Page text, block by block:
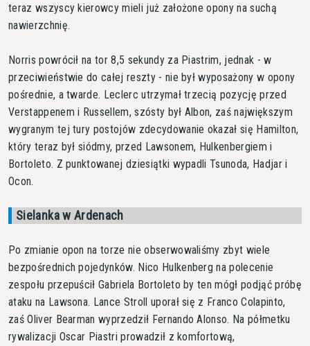
teraz wszyscy kierowcy mieli już założone opony na suchą
nawierzchnię.
Norris powrócił na tor 8,5 sekundy za Piastrim, jednak - w
przeciwieństwie do całej reszty - nie był wyposażony w opony
pośrednie, a twarde. Leclerc utrzymał trzecią pozycję przed
Verstappenem i Russellem, szósty był Albon, zaś największym
wygranym tej tury postojów zdecydowanie okazał się Hamilton,
który teraz był siódmy, przed Lawsonem, Hulkenbergiem i
Bortoleto. Z punktowanej dziesiątki wypadli Tsunoda, Hadjar i
Ocon.
Sielanka w Ardenach
Po zmianie opon na torze nie obserwowaliśmy zbyt wiele
bezpośrednich pojedynków. Nico Hulkenberg na polecenie
zespołu przepuścił Gabriela Bortoleto by ten mógł podjąć próbę
ataku na Lawsona. Lance Stroll uporał się z Franco Colapinto,
zaś Oliver Bearman wyprzedził Fernando Alonso. Na półmetku
rywalizacji Oscar Piastri prowadził z komfortową,